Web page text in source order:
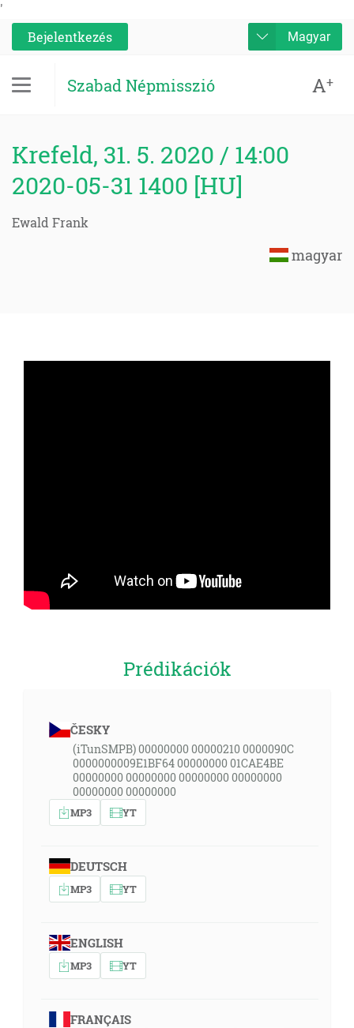
'
Bejelentkezés
Magyar
Szabad Népmisszió A+
Krefeld, 31. 5. 2020 / 14:00
2020-05-31 1400 [HU]
Ewald Frank
magyar
Prédikációk
ČESKY
(iTunSMPB) 00000000 00000210 0000090C
0000000009E1BF64 00000000 01CAE4BE
00000000 00000000 00000000 00000000
00000000 00000000
MP3 YT
DEUTSCH
MP3 YT
ENGLISH
MP3 YT
FRANÇAIS